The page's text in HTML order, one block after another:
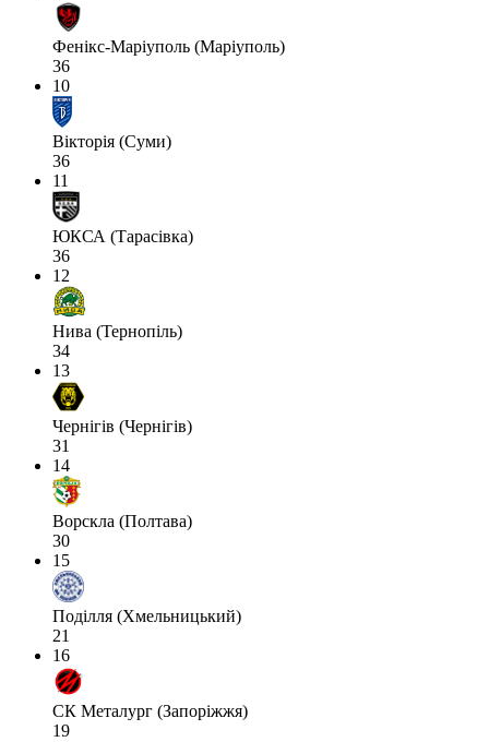
Фенікс-Маріуполь (Маріуполь)
36
10
Вікторія (Суми)
36
11
ЮКСА (Тарасівка)
36
12
Нива (Тернопіль)
34
13
Чернігів (Чернігів)
31
14
Ворскла (Полтава)
30
15
Поділля (Хмельницький)
21
16
СК Металург (Запоріжжя)
19